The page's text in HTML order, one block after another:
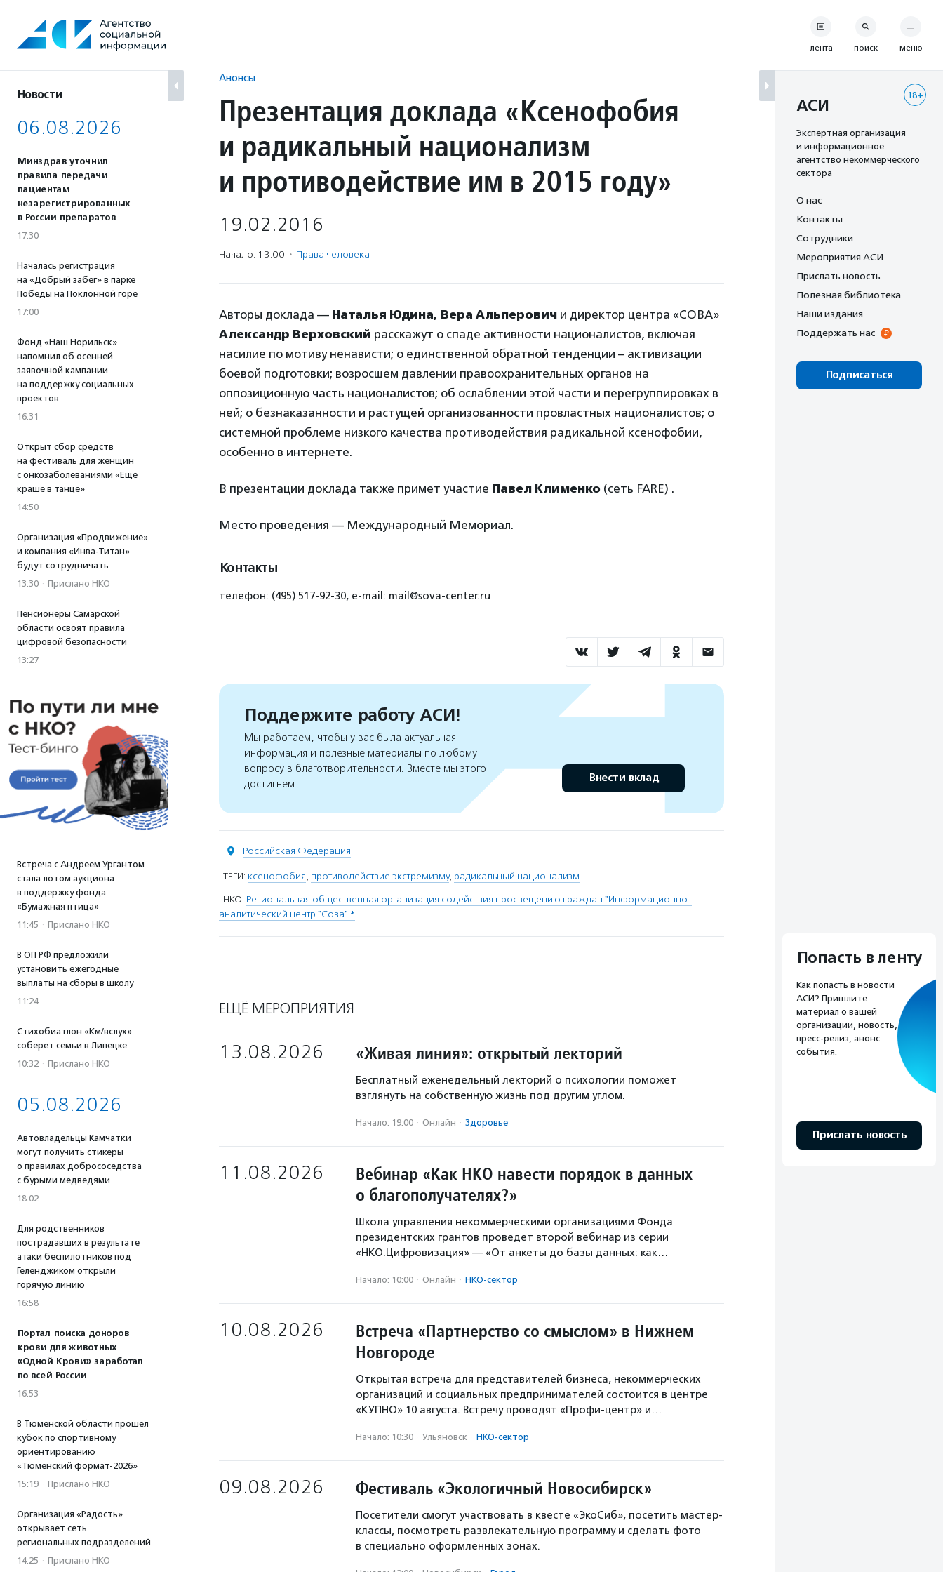
содержанию
Новости
06.08.2026
Минздрав уточнил
правила передачи
пациентам
незарегистрированных
в России препаратов
17:30
Началась регистрация
на «Добрый забег» в парке
Победы на Поклонной горе
17:00
Фонд «Наш Норильск»
напомнил об осенней
заявочной кампании
на поддержку социальных
проектов
16:31
Открыт сбор средств
на фестиваль для женщин
с онкозаболеваниями «Еще
краше в танце»
14:50
Организация «Продвижение»
и компания «Инва-Титан»
будут сотрудничать
13:30 · Прислано НКО
Пенсионеры Самарской
области освоят правила
цифровой безопасности
13:27
Встреча с Андреем Ургантом
стала лотом аукциона
в поддержку фонда
«Бумажная птица»
11:45 · Прислано НКО
В ОП РФ предложили
установить ежегодные
выплаты на сборы в школу
11:24
Стихобиатлон «Км/вслух»
соберет семьи в Липецке
10:32 · Прислано НКО
05.08.2026
Автовладельцы Камчатки
могут получить стикеры
о правилах добрососедства
с бурыми медведями
18:02
Для родственников
пострадавших в результате
атаки беспилотников под
Геленджиком открыли
горячую линию
16:58
Портал поиска доноров
крови для животных
«Одной Крови» заработал
по всей России
16:53
В Тюменской области прошел
кубок по спортивному
ориентированию
«Тюменский формат-2026»
15:19 · Прислано НКО
Организация «Радость»
открывает сеть
региональных подразделений
14:25 · Прислано НКО
Анонсы
Презентация доклада «Ксенофобия
и радикальный национализм
и противодействие им в 2015 году»
19.02.2016
Начало: 13:00 · Права человека
Авторы доклада — Наталья Юдина, Вера Альперович и директор центра «СОВА»
Александр Верховский расскажут о спаде активности националистов, включая
насилие по мотиву ненависти; о единственной обратной тенденции – активизации
боевой подготовки; возросшем давлении правоохранительных органов на
оппозиционную часть националистов; об ослаблении этой части и перегруппировках в
ней; о безнаказанности и растущей организованности провластных националистов; о
системной проблеме низкого качества противодействия радикальной ксенофобии,
особенно в интернете.
В презентации доклада также примет участие Павел Клименко (сеть FARE) .
Место проведения — Международный Мемориал.
Контакты
телефон: (495) 517-92-30, e-mail: mail@sova-center.ru
Поддержите работу АСИ!
Мы работаем, чтобы у вас была актуальная
информация и полезные материалы по любому
вопросу в благотворительности. Вместе мы этого
достигнем
Внести вклад
Российская Федерация
ТЕГИ: ксенофобия, противодействие экстремизму, радикальный национализм
НКО: Региональная общественная организация содействия просвещению граждан "Информационно-
аналитический центр "Сова" *
ЕЩЁ МЕРОПРИЯТИЯ
13.08.2026 «Живая линия»: открытый лекторий
Бесплатный еженедельный лекторий о психологии поможет
взглянуть на собственную жизнь под другим углом.
Начало: 19:00 · Онлайн · Здоровье
11.08.2026
Вебинар «Как НКО навести порядок в данных
о благополучателях?»
Школа управления некоммерческими организациями Фонда
президентских грантов проведет второй вебинар из серии
«НКО.Цифровизация» — «От анкеты до базы данных: как…
Начало: 10:00 · Онлайн · НКО-сектор
10.08.2026
Встреча «Партнерство со смыслом» в Нижнем
Новгороде
Открытая встреча для представителей бизнеса, некоммерческих
организаций и социальных предпринимателей состоится в центре
«КУПНО» 10 августа. Встречу проводят «Профи-центр» и…
Начало: 10:30 · Ульяновск · НКО-сектор
09.08.2026 Фестиваль «Экологичный Новосибирск»
Посетители смогут участвовать в квесте «ЭкоСиб», посетить мастер-
классы, посмотреть развлекательную программу и сделать фото
в специально оформленных зонах.
лента поиск меню
18+
АСИ
Экспертная организация
и информационное
агентство некоммерческого
сектора
О нас
Контакты
Сотрудники
Мероприятия АСИ
Прислать новость
Полезная библиотека
Наши издания
Поддержать нас
Подписаться
Попасть в ленту
Как попасть в новости
АСИ? Пришлите
материал о вашей
организации, новость,
пресс-релиз, анонс
события.
Прислать новость